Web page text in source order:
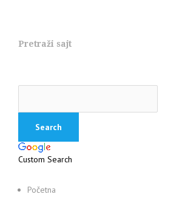
Pretraži sajt
Custom Search
Početna